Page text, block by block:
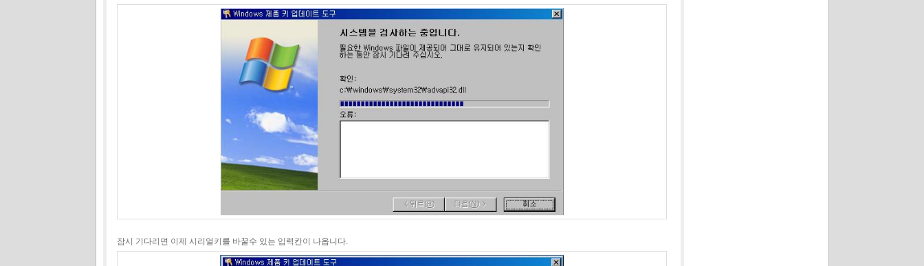
잠시 기다리면 이제 시리얼키를 바꿀수 있는 입력칸이 나옵니다.